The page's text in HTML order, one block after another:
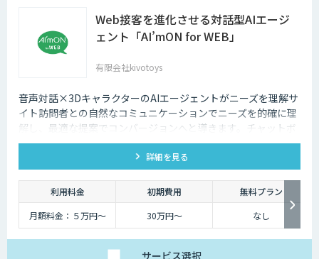
Web接客を進化させる対話型AIエージ
ェント「AI’mON for WEB」
有限会社kivotoys
音声対話×3DキャラクターのAIエージェントがニーズを理解サ
イト訪問者との自然なコミュニケーションでニーズを的確に理
解し、最適な提案でコンバージョンへと導きます。チャットボ
ットを超えた最強のデジタル営業、デジタル広報担当です。
詳細を見る
利用料金 初期費用
無料プラン
月額料金：５万円〜
30万円〜 なし
サービス選択